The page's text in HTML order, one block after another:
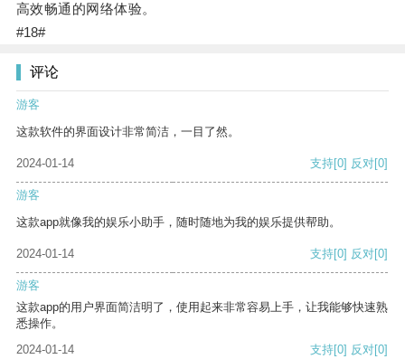
高效畅通的网络体验。
#18#
评论
游客
这款软件的界面设计非常简洁，一目了然。
2024-01-14 支持[0] 反对[0]
游客
这款app就像我的娱乐小助手，随时随地为我的娱乐提供帮助。
2024-01-14 支持[0] 反对[0]
游客
这款app的用户界面简洁明了，使用起来非常容易上手，让我能够快速熟
悉操作。
2024-01-14
支持[0] 反对[0]